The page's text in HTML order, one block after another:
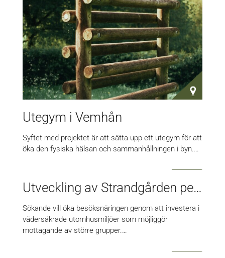
Utegym i Vemhån
Syftet med projektet är att sätta upp ett utegym för att
öka den fysiska hälsan och sammanhållningen i byn.…
Utveckling av Strandgården pensionat
Sökande vill öka besöksnäringen genom att investera i
vädersäkrade utomhusmiljöer som möjliggör
mottagande av större grupper.…